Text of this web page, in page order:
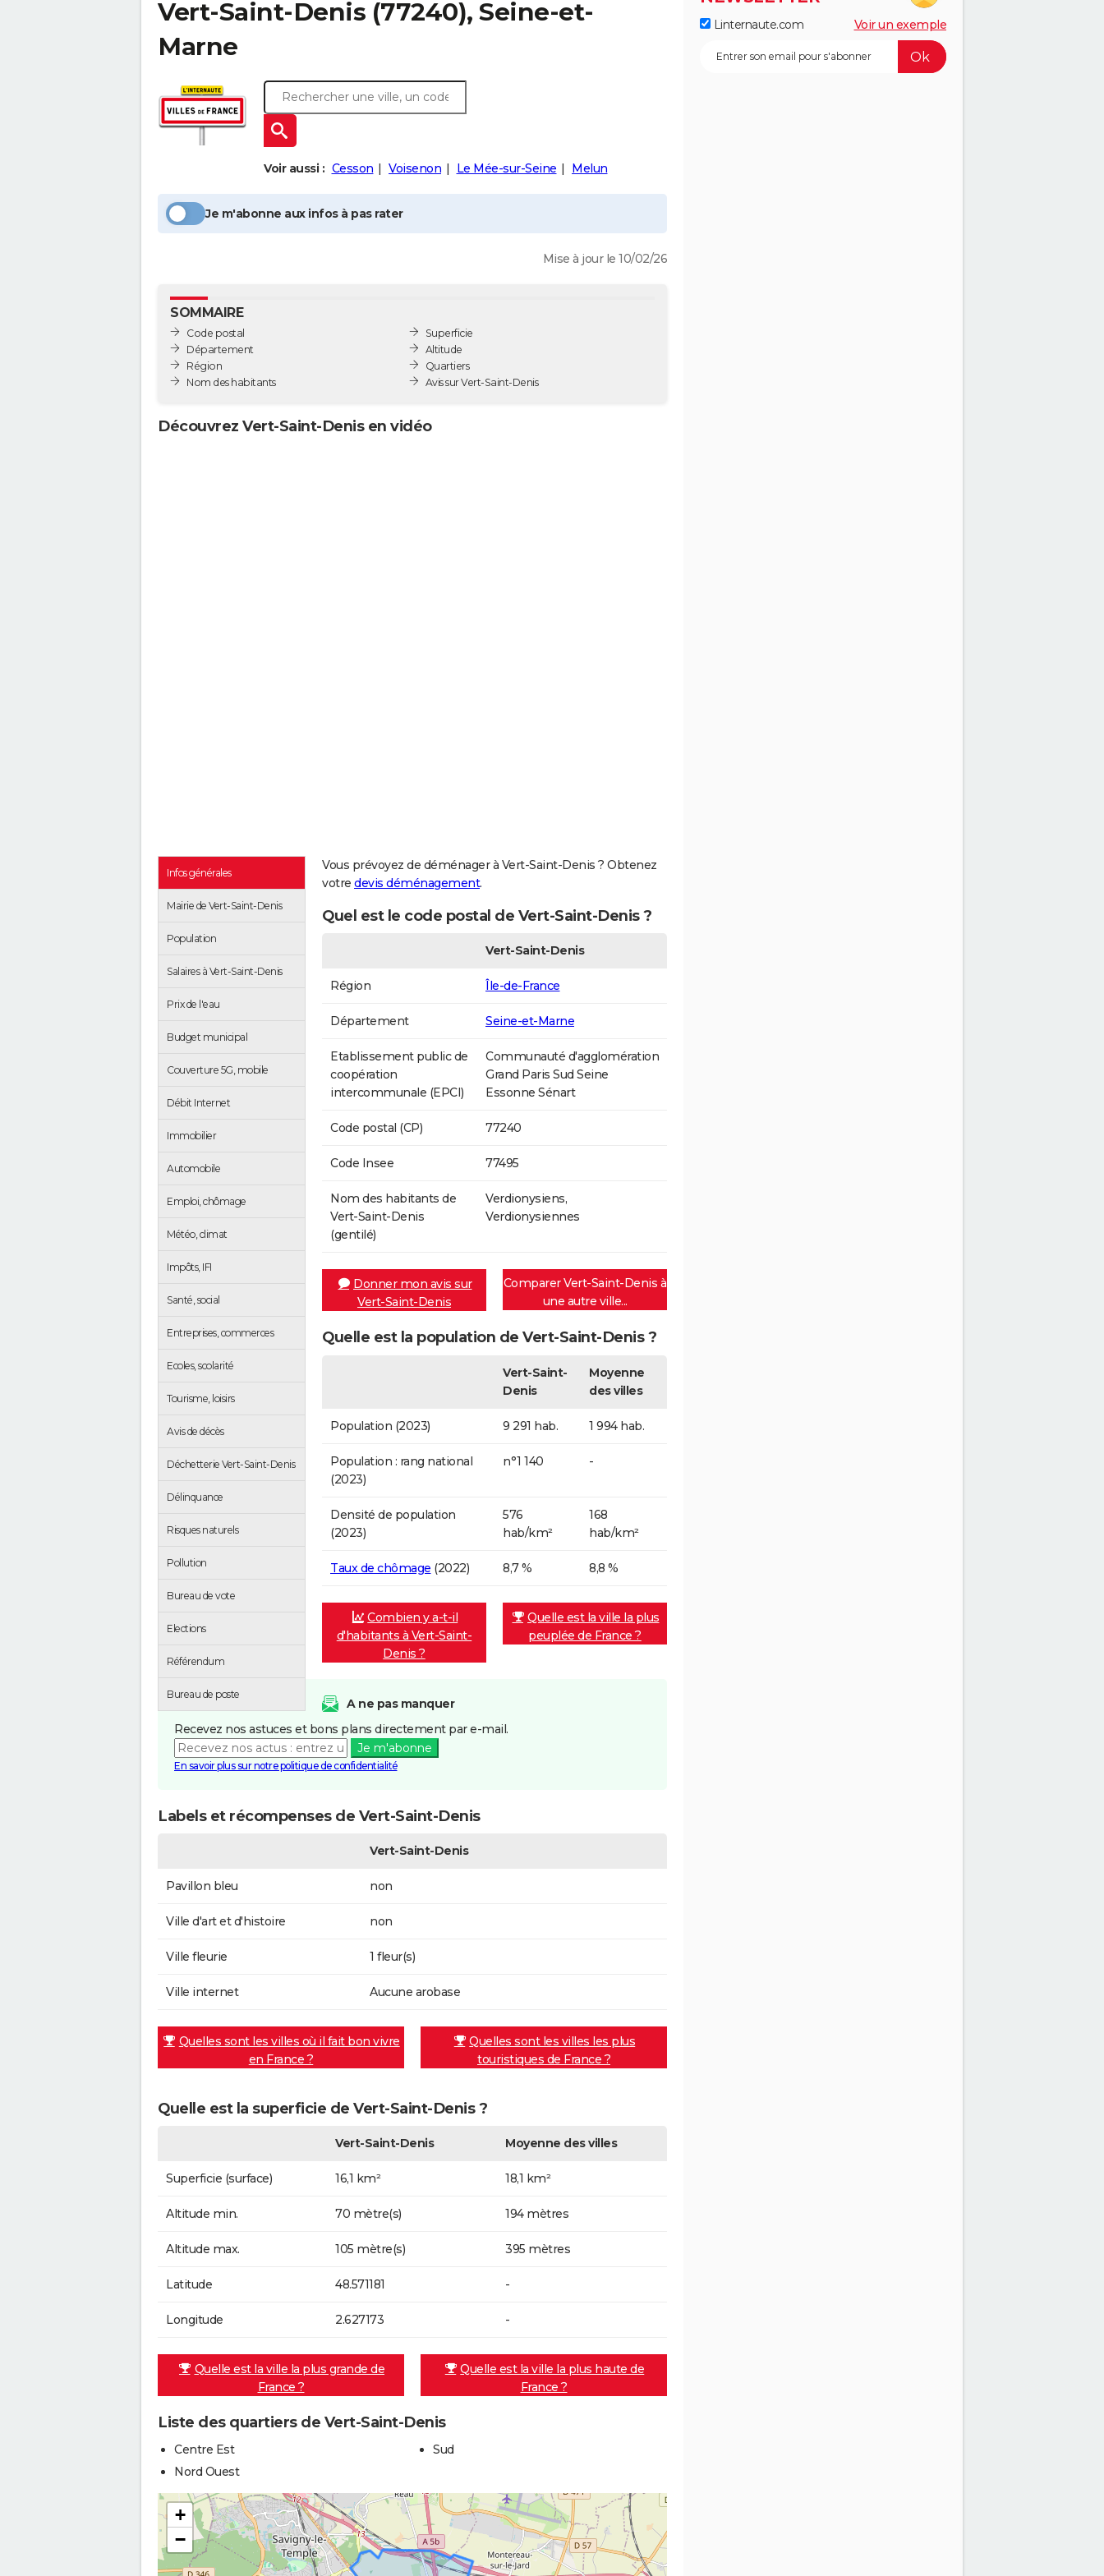
Vert-Saint-Denis (77240), Seine-et-
Marne
Voir aussi : Cesson Voisenon Le Mée-sur-Seine Melun
Je m'abonne aux infos à pas rater
Mise à jour le 10/02/26
SOMMAIRE
Code postal
Département
Région
Nom des habitants
Superficie
Altitude
Quartiers
Avis sur Vert-Saint-Denis
Découvrez Vert-Saint-Denis en vidéo
Infos générales
Mairie de Vert-Saint-Denis
Population
Salaires à Vert-Saint-Denis
Prix de l'eau
Budget municipal
Couverture 5G, mobile
Débit Internet
Immobilier
Automobile
Emploi, chômage
Météo, climat
Impôts, IFI
Santé, social
Entreprises, commerces
Ecoles, scolarité
Tourisme, loisirs
Avis de décès
Déchetterie Vert-Saint-Denis
Délinquance
Risques naturels
Pollution
Bureau de vote
Elections
Référendum
Bureau de poste
Vous prévoyez de déménager à Vert-Saint-Denis ? Obtenez
votre devis déménagement.
Quel est le code postal de Vert-Saint-Denis ?
Vert-Saint-Denis
Région Île-de-France
Département Seine-et-Marne
Etablissement public de
coopération
intercommunale (EPCI)
Communauté d'agglomération
Grand Paris Sud Seine
Essonne Sénart
Code postal (CP) 77240
Code Insee 77495
Nom des habitants de
Vert-Saint-Denis
(gentilé)
Verdionysiens,
Verdionysiennes
Donner mon avis sur
Vert-Saint-Denis
Comparer Vert-Saint-Denis à
une autre ville...
Quelle est la population de Vert-Saint-Denis ?
Vert-Saint-
Denis
Moyenne
des villes
Population (2023) 9 291 hab. 1 994 hab.
Population : rang national
(2023)
n°1 140 -
Densité de population
(2023)
576
hab/km²
168
hab/km²
Taux de chômage (2022) 8,7 % 8,8 %
Combien y a-t-il
d'habitants à Vert-Saint-
Denis ?
Quelle est la ville la plus
peuplée de France ?
A ne pas manquer
Recevez nos astuces et bons plans directement par e-mail.
Je m'abonne
En savoir plus sur notre politique de confidentialité
Labels et récompenses de Vert-Saint-Denis
Vert-Saint-Denis
Pavillon bleu non
Ville d'art et d'histoire non
Ville fleurie 1 fleur(s)
Ville internet Aucune arobase
Quelles sont les villes où il fait bon vivre
en France ?
Quelles sont les villes les plus
touristiques de France ?
Quelle est la superficie de Vert-Saint-Denis ?
Vert-Saint-Denis Moyenne des villes
Superficie (surface) 16,1 km² 18,1 km²
Altitude min. 70 mètre(s) 194 mètres
Altitude max. 105 mètre(s) 395 mètres
Latitude 48.571181 -
Longitude 2.627173 -
Quelle est la ville la plus grande de
France ?
Quelle est la ville la plus haute de
France ?
Liste des quartiers de Vert-Saint-Denis
Centre Est
Nord Ouest
Sud
+
−
Linternaute.com Voir un exemple